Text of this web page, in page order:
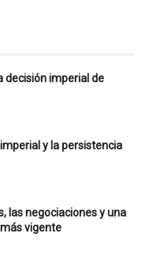
decisión imperial de
y la persistencia
las negociaciones y una
vigente